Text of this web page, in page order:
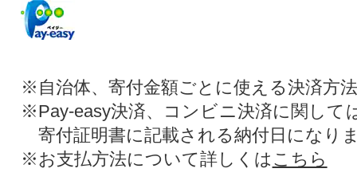
※自治体、寄付金額ごとに使える決済方
※Pay-easy決済、コンビニ決済に関して
寄付証明書に記載される納付日になり
※お支払方法について詳しくは こちら